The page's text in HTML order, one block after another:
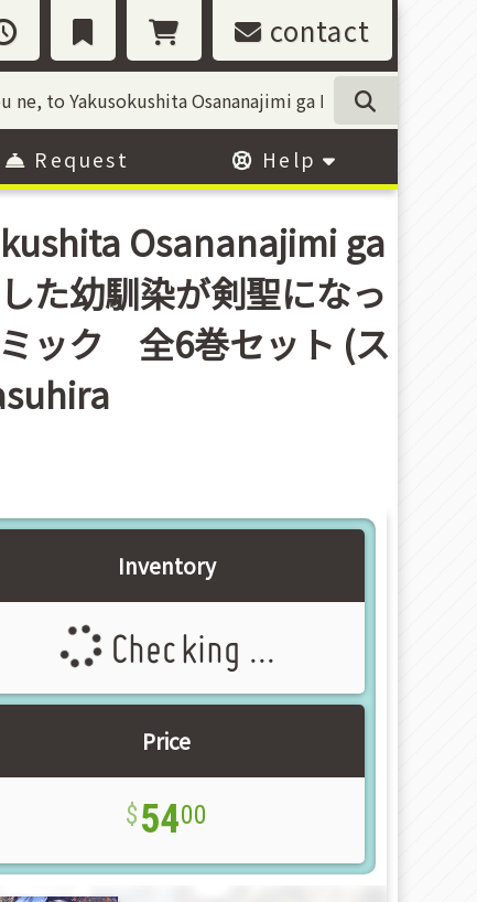
contact
Request Help
Osananajimi ga
た幼馴染が剣聖になっ
ック 全6巻セット (ス
Inventory
Checking ...
Price
5400